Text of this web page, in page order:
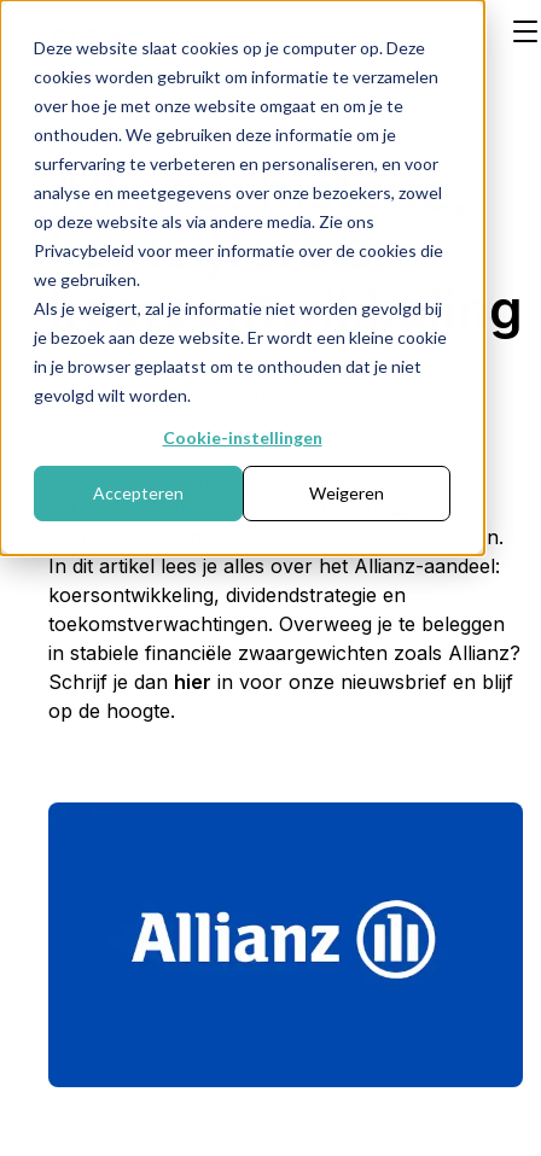
Deze website slaat cookies op je computer op. Deze
cookies worden gebruikt om informatie te verzamelen
over hoe je met onze website omgaat en om je te
onthouden. We gebruiken deze informatie om je
surfervaring te verbeteren en personaliseren, en voor
analyse en meetgegevens over onze bezoekers, zowel
op deze website als via andere media. Zie ons
Privacybeleid voor meer informatie over de cookies die
we gebruiken.
Als je weigert, zal je informatie niet worden gevolgd bij
je bezoek aan deze website. Er wordt een kleine cookie
in je browser geplaatst om te onthouden dat je niet
gevolgd wilt worden.
Cookie-instellingen
Accepteren Weigeren
Allianz: historie,
kerncijfers en
koersontwikkeling
Publicatiedatum: 13 Januari 2025
Allianz is een van de grootste verzekeraars en
vermogensbeheerders ter wereld en speelt een
sleutelrol binnen de Europese financiële markten.
In dit artikel lees je alles over het Allianz-aandeel:
koersontwikkeling, dividendstrategie en
toekomstverwachtingen. Overweeg je te beleggen
in stabiele financiële zwaargewichten zoals Allianz?
Schrijf je dan hier in voor onze nieuwsbrief en blijf
op de hoogte.